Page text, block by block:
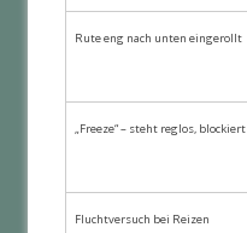
Rute eng nach unten eingerollt
„Freeze“ – steht reglos, blockiert
Fluchtversuch bei Reizen